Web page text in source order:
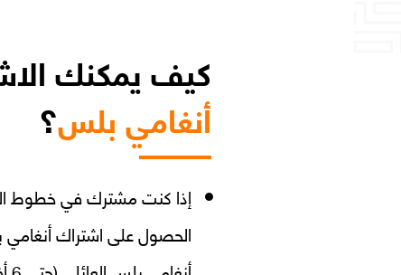
كيف يمكنك
أنغامي بلس؟